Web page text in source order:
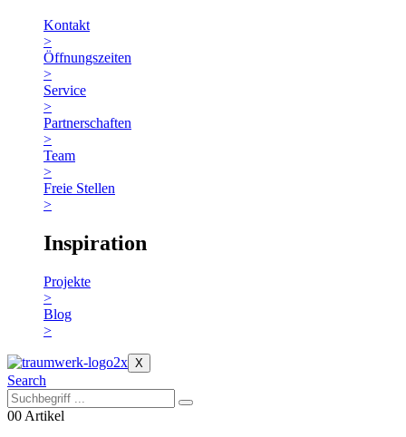
Kontakt
>
Öffnungszeiten
>
Service
>
Partnerschaften
>
Team
>
Freie Stellen
>
Inspiration
Projekte
>
Blog
>
X
Search
00 Artikel